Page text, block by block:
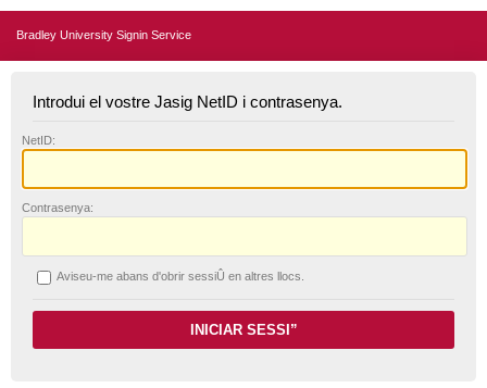
Bradley University Signin Service
Introdui el vostre Jasig NetID i contrasenya.
NetID:
Contrasenya:
Aviseu-me abans d'obrir sessiÛ en altres llocs.